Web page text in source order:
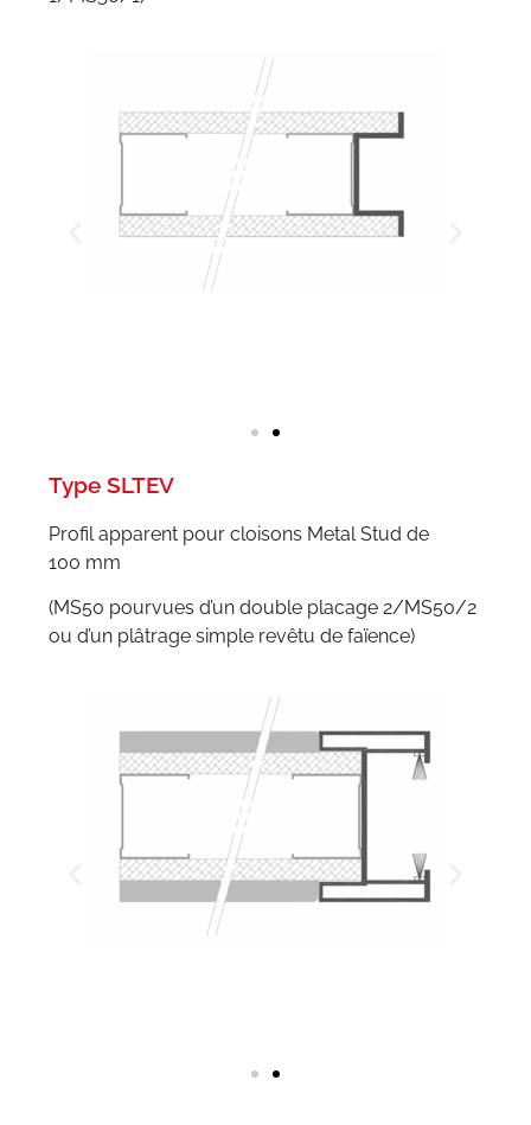
Type SLTEV
Profil apparent pour cloisons Metal Stud de
100 mm
(MS50 pourvues d’un double placage 2/MS50/2
ou d’un plâtrage simple revêtu de faïence)